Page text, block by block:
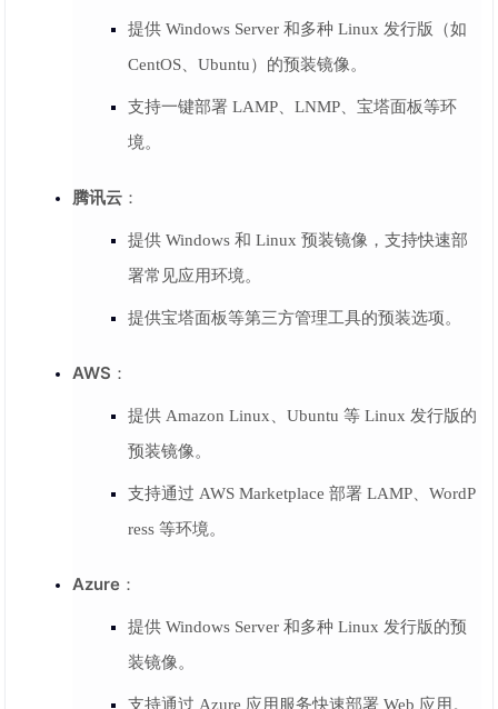
提供 Windows Server 和多种 Linux 发行版（如
CentOS、Ubuntu）的预装镜像。
支持一键部署 LAMP、LNMP、宝塔面板等环
境。
腾讯云 ：
提供 Windows 和 Linux 预装镜像，支持快速部
署常见应用环境。
提供宝塔面板等第三方管理工具的预装选项。
AWS ：
提供 Amazon Linux、Ubuntu 等 Linux 发行版的
预装镜像。
支持通过 AWS Marketplace 部署 LAMP、WordP
ress 等环境。
Azure ：
提供 Windows Server 和多种 Linux 发行版的预
装镜像。
支持通过 Azure 应用服务快速部署 Web 应用。